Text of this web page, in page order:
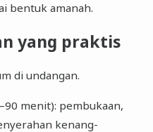
bentuk amanah.
yang praktis
di undangan.
menit): pembukaan,
kenang-